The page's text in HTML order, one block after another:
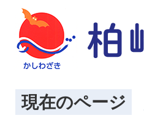
現在のページ